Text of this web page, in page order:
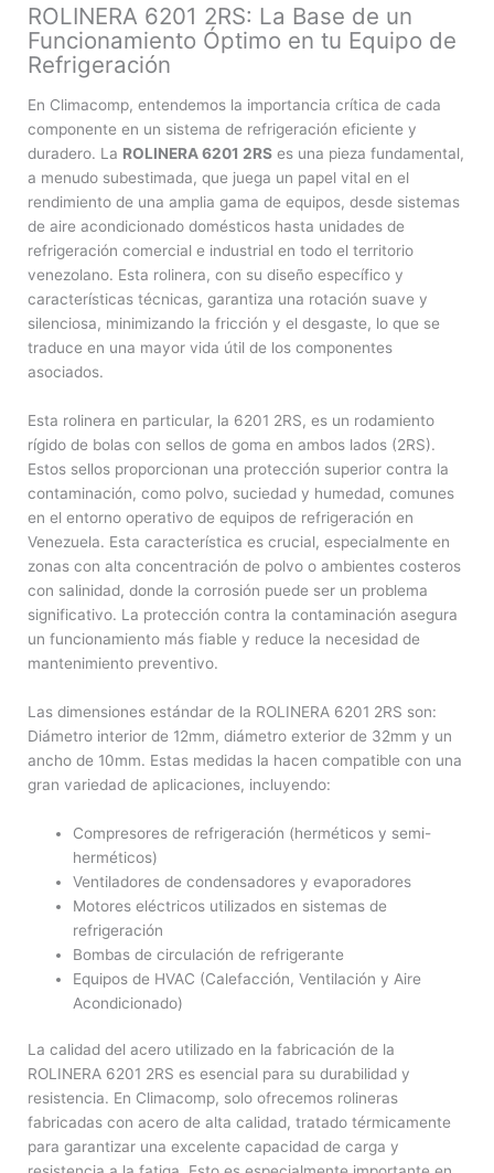
ROLINERA 6201 2RS: La Base de un
Funcionamiento Óptimo en tu Equipo de
Refrigeración
En Climacomp, entendemos la importancia crítica de cada
componente en un sistema de refrigeración eficiente y
duradero. La ROLINERA 6201 2RS es una pieza fundamental,
a menudo subestimada, que juega un papel vital en el
rendimiento de una amplia gama de equipos, desde sistemas
de aire acondicionado domésticos hasta unidades de
refrigeración comercial e industrial en todo el territorio
venezolano. Esta rolinera, con su diseño específico y
características técnicas, garantiza una rotación suave y
silenciosa, minimizando la fricción y el desgaste, lo que se
traduce en una mayor vida útil de los componentes
asociados.
Esta rolinera en particular, la 6201 2RS, es un rodamiento
rígido de bolas con sellos de goma en ambos lados (2RS).
Estos sellos proporcionan una protección superior contra la
contaminación, como polvo, suciedad y humedad, comunes
en el entorno operativo de equipos de refrigeración en
Venezuela. Esta característica es crucial, especialmente en
zonas con alta concentración de polvo o ambientes costeros
con salinidad, donde la corrosión puede ser un problema
significativo. La protección contra la contaminación asegura
un funcionamiento más fiable y reduce la necesidad de
mantenimiento preventivo.
Las dimensiones estándar de la ROLINERA 6201 2RS son:
Diámetro interior de 12mm, diámetro exterior de 32mm y un
ancho de 10mm. Estas medidas la hacen compatible con una
gran variedad de aplicaciones, incluyendo:
Compresores de refrigeración (herméticos y semi-
herméticos)
Ventiladores de condensadores y evaporadores
Motores eléctricos utilizados en sistemas de
refrigeración
Bombas de circulación de refrigerante
Equipos de HVAC (Calefacción, Ventilación y Aire
Acondicionado)
La calidad del acero utilizado en la fabricación de la
ROLINERA 6201 2RS es esencial para su durabilidad y
resistencia. En Climacomp, solo ofrecemos rolineras
fabricadas con acero de alta calidad, tratado térmicamente
para garantizar una excelente capacidad de carga y